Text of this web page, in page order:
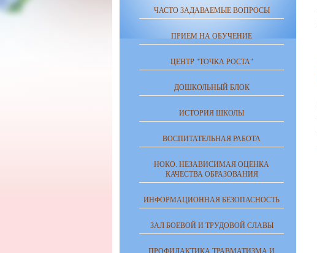
ЧАСТО ЗАДАВАЕМЫЕ ВОПРОСЫ
ПРИЕМ НА ОБУЧЕНИЕ
ЦЕНТР "ТОЧКА РОСТА"
ДОШКОЛЬНЫЙ БЛОК
ИСТОРИЯ ШКОЛЫ
ВОСПИТАТЕЛЬНАЯ РАБОТА
НОКО. НЕЗАВИСИМАЯ ОЦЕНКА
КАЧЕСТВА ОБРАЗОВАНИЯ
ИНФОРМАЦИОННАЯ БЕЗОПАСНОСТЬ
ЗАЛ БОЕВОЙ И ТРУДОВОЙ СЛАВЫ
ПРОФИЛАКТИКА ТРАВМАТИЗМА И